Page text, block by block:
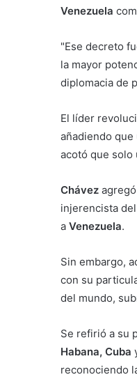
Venezuela
"Ese decreto
la mayor
diplomacia de
El líder
añadiendo
acotó que solo
Chávez
injerencista
a Venezuela.
Sin embargo,
con su
del mundo,
Se refirió a su
Habana, Cuba
reconociendo